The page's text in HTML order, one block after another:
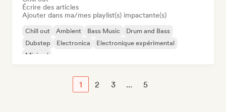
Écrire des articles
Ajouter dans ma/mes playlist(s) impactante(s)
Chill out Ambient Bass Music
Drum and Bass
Dubstep
Electronica
Electronique expérimental
Minimal
1 2 3 ... 5